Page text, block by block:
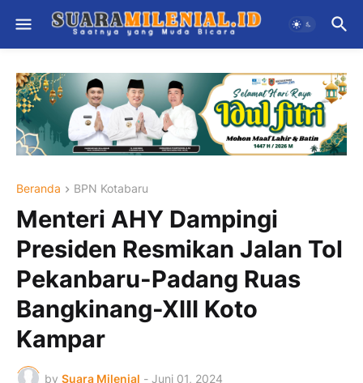
Beranda BPN Kotabaru
Menteri AHY Dampingi
Presiden Resmikan Jalan Tol
Pekanbaru-Padang Ruas
Bangkinang-XIII Koto
Kampar
by Suara Milenial - Juni 01, 2024